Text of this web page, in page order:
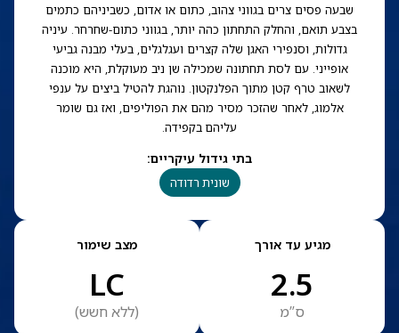
שבעה פסים צרים בגווני צהוב, כתום או אדום, כשביניהם כתמים
בצבע תואם, והחלק התחתון כהה יותר, בגווני כתום-שחרחר. עיניה
גדולות, וסנפירי האגן שלה קצרים ועגלגלים, בעלי מבנה גביעי
אופייני. עם לסת תחתונה שמכילה שן ניב מעוקלת, היא מוכנה
לשאוב טרף קטן מתוך הפלנקטון. נוהגת להטיל ביצים על ענפי
אלמוג, לאחר שהזכר מסיר מהם את הפוליפים, ואז גם שומר
עליהם בקפידה.
בתי גידול עיקריים:
שונית רדודה
מגיע עד אורך
2.5
ס”מ
מצב שימור
LC
(ללא חשש)